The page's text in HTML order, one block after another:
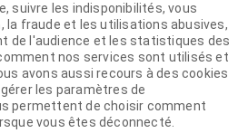
suivre les indisponibilités, vous
la fraude et les utilisations abusives,
de l'audience et les statistiques des
nos services sont utilisés et
avons aussi recours à des cookies
les paramètres de
permettent de choisir comment
vous êtes déconnecté.